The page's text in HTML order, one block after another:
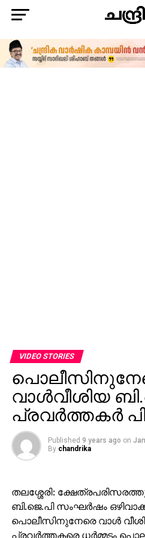
VIDEO STORIES
വാള്‍വീശിയ
പ്രവര്‍ത്തകര്‍
Published 9 years ago on
By chandrika
തലശ്ശേരി:
ബി.ജെ.പി സംഘര്‍ഷം
പൊലീസിനുനേരെ വാള്‍
പ്രവര്‍ത്തകരെ ധര്‍മ്മടം